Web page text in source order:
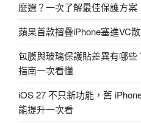
麼選？一次了解最佳保護方案
蘋果首款摺疊iPhone塞進VC
包膜與玻璃保護貼差異有哪
指南一次看懂
iOS 27 不只新功能，舊
能提升一次看